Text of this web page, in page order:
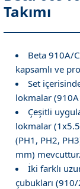
Takımı
Beta 910A/
kapsamlı ve
Set
lokmalar
Çeşitli
lokmalar
(PH1, PH2,
mm) mevcuttur.
İki farklı
çubukları